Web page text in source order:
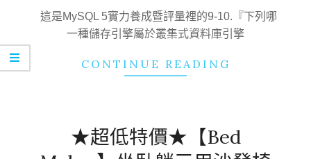
23這是MySQL 5實力養成暨評量裡的9-10.『下列哪
一種儲存引擎屬於叢集式資料庫引擎
CONTINUE READING
★超低特價★【Bed